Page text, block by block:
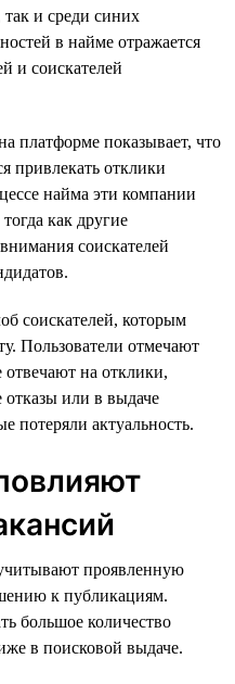
и среди синих
в найме отражается
и соискателей
платформе показывает, что
привлекать отклики
найма эти компании
как другие
соискателей
соискателей, которым
Пользователи отмечают
отвечают на отклики,
отказы или в выдаче
потеряли актуальность.
проявленную
к публикациям.
большое количество
в поисковой выдаче.